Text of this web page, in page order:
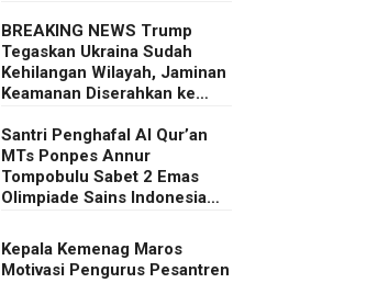
BREAKING NEWS Trump
Tegaskan Ukraina Sudah
Kehilangan Wilayah, Jaminan
Keamanan Diserahkan ke
Santri Penghafal Al Qur’an
MTs Ponpes Annur
Tompobulu Sabet 2 Emas
Olimpiade Sains Indonesia
Kepala Kemenag Maros
Motivasi Pengurus Pesantren